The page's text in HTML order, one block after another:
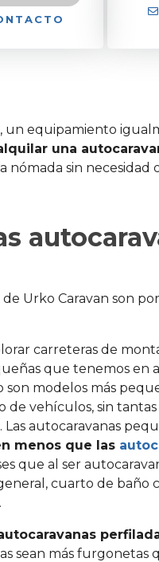
un equipamiento
una
sin necesidad
Urko Caravan son
carreteras de
que tenemos
son modelos más
de vehículos, sin tantas
. Las autocaravanas
menos que las
que al ser
cuarto de
sean más furgonetas